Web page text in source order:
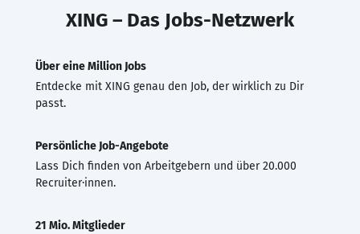
XING – Das Jobs-Netzwerk
Über eine Million Jobs
Entdecke mit XING genau den Job, der wirklich zu Dir
passt.
Persönliche Job-Angebote
Lass Dich finden von Arbeitgebern und über 20.000
Recruiter·innen.
21 Mio. Mitglieder